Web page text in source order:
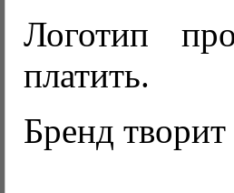
Логотип
платить.
Бренд творит